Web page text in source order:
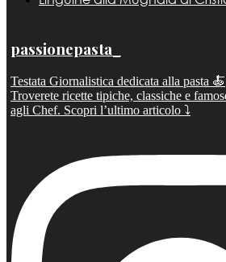
passionepasta_
Testata Giornalistica dedicata alla pasta 🍝
Troverete ricette tipiche, classiche e
agli Chef. Scopri l’ultimo articolo ⤵️